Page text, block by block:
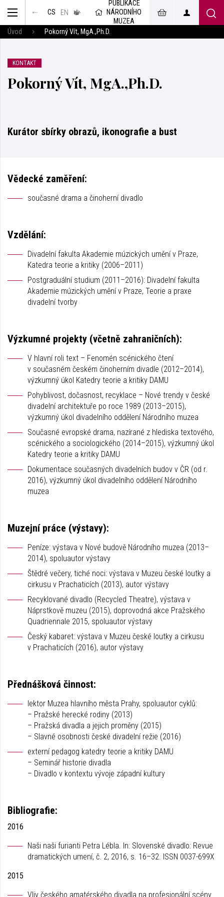
CS EN
v českém
jazyce
PUBLIKACE
NÁRODNÍHO
MUZEA
Úvod
Pokorný Vít, MgA.,Ph.D.
KONTAKT
Pokorný Vít, MgA.,Ph.D.
Kurátor sbírky obrazů, ikonografie a bust
Vědecké zaměření:
současné drama a činoherní divadlo
Vzdělání:
Divadelní fakulta Akademie múzických umění v Praze,
Katedra teorie a kritiky (2006–2011)
Postgraduální studium (2011–2016): Divadelní fakulta
Akademie múzických umění v Praze, Teorie a praxe
divadelní tvorby
Výzkumné projekty (včetně zahraničních):
V hlavní roli text – Fenomén scénického čtení
v současném českém činoherním divadle (2012–2014),
výzkumný úkol Katedry teorie a kritiky DAMU
Pohyblivost, dočasnost, recyklace – Nové trendy v české
divadelní architektuře po roce 1989 (2013–2015),
výzkumný úkol divadelního oddělení Národního muzea
Současné evropské drama, nazírané z hlediska textového,
scénického a sociologického (2014–2015), výzkumný úkol
Katedry teorie a kritiky DAMU
Dokumentace současných divadelních budov v ČR (od r.
2016), výzkumný úkol divadelního oddělení Národního
muzea
Muzejní práce (výstavy):
Peníze: výstava v Nové budově Národního muzea (2013–
2014), spoluautor výstavy
Štědré večery, tiché noci: výstava v Muzeu české loutky a
cirkusu v Prachaticích (2013), autor výstavy
Recyklované divadlo (Recycled Theatre), výstava v
Náprstkově muzeu (2015), doprovodná akce Pražského
Quadriennale 2015, spoluautor výstavy
Český kabaret: výstava v Muzeu české loutky a cirkusu
v Prachaticích (2016), autor výstavy
Přednášková činnost:
lektor Muzea hlavního města Prahy, spoluautor cyklů:
– Pražské herecké rodiny (2013)
– Pražská divadla a jejich proměny (2015)
– Slavné osobnosti české divadelní režie (2016)
externí pedagog katedry teorie a kritiky DAMU
– Seminář historie divadla
– Divadlo v kontextu vývoje západní kultury
Bibliografie:
2016
Naši naši furianti Petra Lébla. In: Slovenské divadlo: Revue
dramatických umení, č. 2, 2016, s. 16–32. ISSN 0037-699X
2015
Vliv českého amatérského divadla na profesionální scény